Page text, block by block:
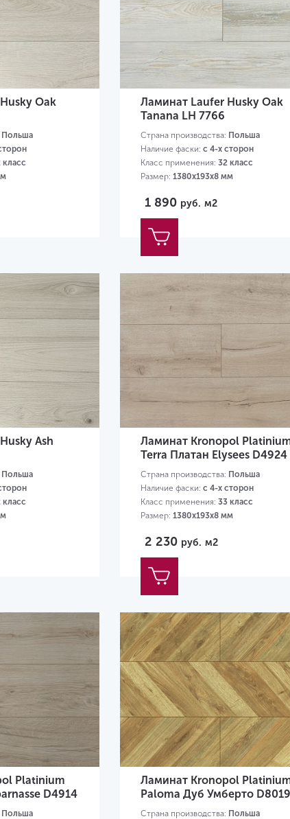
Oak
Польша
класс
Ламинат Laufer Husky Oak
Tanana LH 7766
Страна производства: Польша
Наличие фаски: с 4-х сторон
Класс применения: 32 класс
Размер: 1380х193х8 мм
1 890 руб. м2
Ash
Польша
класс
Ламинат Kronopol
Terra Платан Elysees D4924
Страна производства: Польша
Наличие фаски: с 4-х сторон
Класс применения: 33 класс
Размер: 1380х193х8 мм
2 230 руб. м2
Platinium
D4914
Польша
Ламинат Kronopol
Paloma Дуб Умберто
Страна производства: Польша